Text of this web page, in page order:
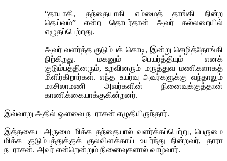
“தாயாகி, தந்தையாகி எம்மைத் தாங்கி நின்ற
தெய்வம்” என்ற தொடர்தான் அவர் கல்லறையில்
எழுதப்பெற்றது.
அவர் வளர்த்த குடும்பக் கொடி, இன்று செழித்தோங்கி
நிற்கிறது. மகனும் பெயர்த்தியும் எனக்
குடும்பத்தினரும், உறவினரும் மருத்துவ மணிகளாகத்
மிளிர்கிறார்கள். எந்த உயர்வு அவர்களுக்கு வந்தாலும்
மாசிலாமணி அவர்களின் நினைவுக்குத்தான்
காணிக்கையாக்குகின்றனர்.
இவ்வாறு அதில் ஔவை நடராசன் எழுதியிருந்தார்.
இத்தகைய அருமை மிக்க தந்தையால் வளர்க்கப்பெற்று, பெருமை
மிக்க குடும்பத்துக்குக் குலவிளக்காய் உயர்ந்து நின்றவர், தாரா
நடராசன். அவர் என்றென்றும் நினைவுகளால் வாழ்வார்.